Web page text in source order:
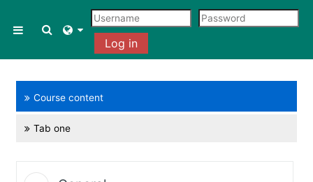
Side panel
Toggle search input
Log in
Course content
Tab one
Topic outline